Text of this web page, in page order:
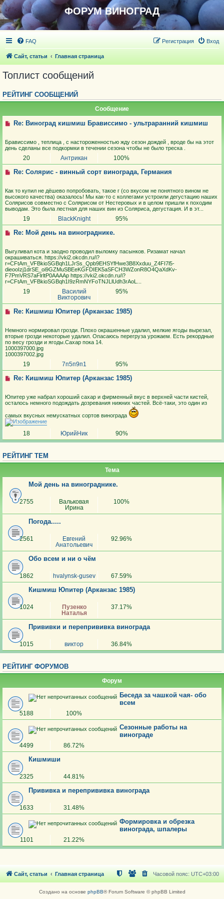
ФОРУМ ВИНОГРАД
FAQ Вход
Регистрация
Сайт, статьи Главная страница
Топлист сообщений
РЕЙТИНГ СООБЩЕНИЙ
Сообщение
Re: Виноград кишмиш Брависсимо - ультраранний кишмиш
Брависсимо , теплица , с настороженностью жду сезон дождей , вроде бы на этот
день сделаны все подкормки в течении сезона чтобы не было треска .
20 Антрикан 100%
Re: Солярис - винный сорт винограда, Германия
Как то купил не дёшево попробовать, такое г (со вкусом не понятного вином не
высокого качества) оказалось! Мы как-то с коллегами устроили дегустацию наших
Солярисов совместно с Солярисом от Нестеровых и в целом пришли к походим
выводам. Это была лестная для наших вин из Соляриса, дегустация. И в эт...
19 BlackKnight 95%
Re: Мой день на винограднике.
Выгуливал кота и заодно проводил выломку пасынков. Ризамат начал
окрашиваться. https://vki2.okcdn.ru/i?
r=CFtAm_VFBkioSGBqh1LJrSs_Qpb9EHSYfHwe3B8Xxduu_Z4FI7l5-
dieooIzj1drSE_oi9GZMuSBEeKGFDIEK5aSFCH3WZonR8O4QaXdKv-
F7PmVRS7aFlrltP0AAAAp https://vki2.okcdn.ru/i?
r=CFtAm_VFBkioSGBqh1I9zRmNYFoTNJLlUdh3rAoL...
19
Василий
Викторович
95%
Re: Кишмиш Юпитер (Арканзас 1985)
Немного нормировал грозди. Плохо окрашенные удалил, мелкие ягоды вырезал,
вторые грозди некоторые удалил. Опасаюсь перегруза урожаем. Есть рекордные
по весу грозди и ягоды.Сахар пока 14.
1000397000.jpg
1000397002.jpg
19 7п5п9п1 95%
Re: Кишмиш Юпитер (Арканзас 1985)
Юпитер уже набрал хороший сахар и фирменный вкус в верхней части кистей,
осталось немного подождать дозревания нижних частей. Всё-таки, это один из
самых вкусных немускатных сортов винограда
18 ЮрийНик 90%
РЕЙТИНГ ТЕМ
Тема
Мой день на винограднике.
2755
Вальковая
Ирина
100%
Погода.....
2561
Евгений
Анатольевич
92.96%
Обо всем и ни о чём
1862 hvalynsk-gusev 67.59%
Кишмиш Юпитер (Арканзас 1985)
1024
Пузенко
Наталья
37.17%
Прививки и перепрививка винограда
1015 виктор 36.84%
РЕЙТИНГ ФОРУМОВ
Форум
Беседа за чашкой чая- обо
всем
5188 100%
Сезонные работы на
винограде
4499 86.72%
Кишмиши
2325 44.81%
Прививка и перепрививка винограда
1633 31.48%
Формировка и обрезка
винограда, шпалеры
1101 21.22%
Сайт, статьи Главная страница Часовой пояс: UTC+03:00
Создано на основе phpBB® Forum Software © phpBB Limited